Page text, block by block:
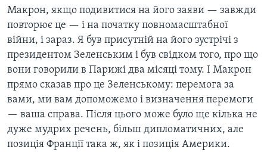
Макрон, якщо подивитися на його заяви — завжди
повторює це — і на початку повномасштабної
війни, і зараз. Я був присутній на його зустрічі з
президентом Зеленським і був свідком того, про що
вони говорили в Парижі два місяці тому. І Макрон
прямо сказав про це Зеленському: перемога за
вами, ми вам допоможемо і визначення перемоги
— ваша справа. Після цього може було ще кілька не
дуже мудрих речень, більш дипломатичних, але
позиція Франції така ж, як і позиція Америки.